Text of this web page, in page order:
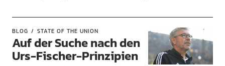
BLOG STATE OF THE UNION
Auf der Suche nach den
Urs-Fischer-Prinzipien